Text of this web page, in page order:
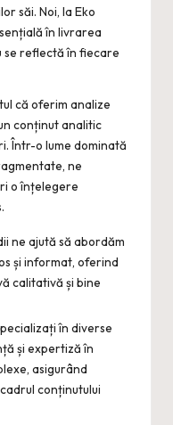
săi. Noi, la Eko
în livrarea
se reflectă în fiecare
că oferim analize
conținut analitic
Într-o lume dominată
ne
o înțelegere
ne ajută să abordăm
și informat, oferind
calitativă și bine
în diverse
și expertiză în
asigurând
conținutului